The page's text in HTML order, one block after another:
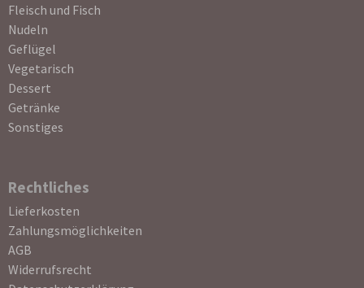
Fleisch und Fisch
Nudeln
Geflügel
Vegetarisch
Dessert
Getränke
Sonstiges
Rechtliches
Navigation
überspringen
Lieferkosten
Zahlungsmöglichkeiten
AGB
Widerrufsrecht